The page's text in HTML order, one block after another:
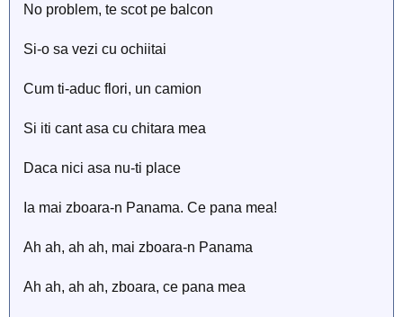
No problem, te scot pe balcon
Si-o sa vezi cu ochiitai
Cum ti-aduc flori, un camion
Si iti cant asa cu chitara mea
Daca nici asa nu-ti place
Ia mai zboara-n Panama. Ce pana mea!
Ah ah, ah ah, mai zboara-n Panama
Ah ah, ah ah, zboara, ce pana mea